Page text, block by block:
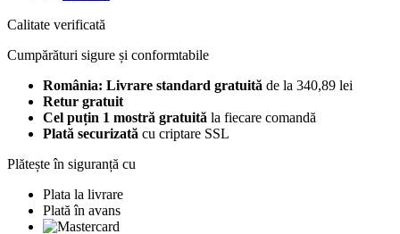
Calitate verificată
Cumpărături sigure și conformtabile
România: Livrare standard gratuită de la 340,89 lei
Retur gratuit
Cel puțin 1 mostră gratuită la fiecare comandă
Plată securizată cu criptare SSL
Plătește în siguranță cu
Plata la livrare
Plată în avans